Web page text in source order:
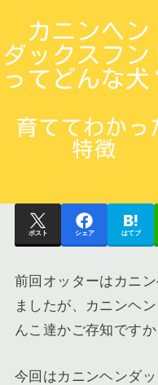
ポスト シェア はてブ
前回オッターはカニ
ましたが、カニンヘ
んこ達かご存知ですか
今回はカニンヘンダ